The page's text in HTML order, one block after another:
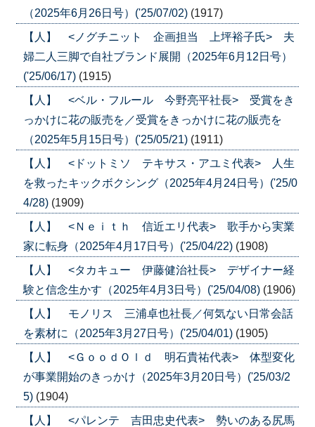
（2025年6月26日号）('25/07/02) (1917)
【人】 <ノグチニット 企画担当 上坪裕子氏> 夫
婦二人三脚で自社ブランド展開（2025年6月12日号）
('25/06/17) (1915)
【人】 <ベル・フルール 今野亮平社長> 受賞をき
っかけに花の販売を／受賞をきっかけに花の販売を
（2025年5月15日号）('25/05/21) (1911)
【人】 <ドットミソ テキサス・アユミ代表> 人生
を救ったキックボクシング（2025年4月24日号）('25/0
4/28) (1909)
【人】 <Ｎｅｉｔｈ 信近エリ代表> 歌手から実業
家に転身（2025年4月17日号）('25/04/22) (1908)
【人】 <タカキュー 伊藤健治社長> デザイナー経
験と信念生かす（2025年4月3日号）('25/04/08) (1906)
【人】 モノリス 三浦卓也社長／何気ない日常会話
を素材に（2025年3月27日号）('25/04/01) (1905)
【人】 <ＧｏｏｄＯｌｄ 明石貴祐代表> 体型変化
が事業開始のきっかけ（2025年3月20日号）('25/03/2
5) (1904)
【人】 <パレンテ 吉田忠史代表> 勢いのある尻馬